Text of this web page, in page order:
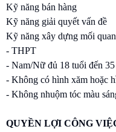
Kỹ năng bán hàng
Kỹ năng giải quyết vấn đề
Kỹ năng xây dựng mối
- THPT
- Nam/Nữ đủ 18 tuổi đến
- Không có hình xăm hoặc
- Không nhuộm tóc màu
QUYỀN LỢI CÔNG